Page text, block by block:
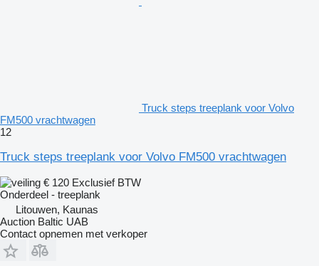
Truck steps treeplank voor Volvo
FM500 vrachtwagen
12
Truck steps treeplank voor Volvo FM500 vrachtwagen
€ 120 Exclusief BTW
Onderdeel - treeplank
Litouwen, Kaunas
Auction Baltic UAB
Contact opnemen met verkoper